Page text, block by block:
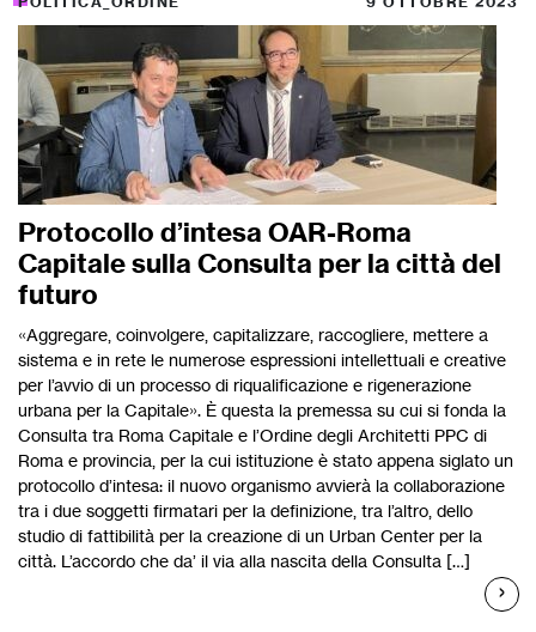
Protocollo d’intesa OAR-Roma
Capitale sulla Consulta per la città del
futuro
«Aggregare, coinvolgere, capitalizzare, raccogliere, mettere a
sistema e in rete le numerose espressioni intellettuali e creative
per l’avvio di un processo di riqualificazione e rigenerazione
urbana per la Capitale». È questa la premessa su cui si fonda la
Consulta tra Roma Capitale e l’Ordine degli Architetti PPC di
Roma e provincia, per la cui istituzione è stato appena siglato un
protocollo d’intesa: il nuovo organismo avvierà la collaborazione
tra i due soggetti firmatari per la definizione, tra l’altro, dello
studio di fattibilità per la creazione di un Urban Center per la
città. L’accordo che da’ il via alla nascita della Consulta […]